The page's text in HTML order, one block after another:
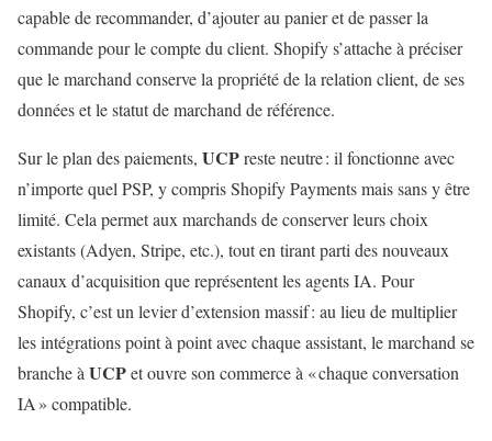
capable de recommander, d’ajouter au panier et de passer la
commande pour le compte du client. Shopify s’attache à préciser
que le marchand conserve la propriété de la relation client, de ses
données et le statut de marchand de référence.
Sur le plan des paiements, UCPreste neutre : il fonctionne avec
n’importe quel PSP, y compris Shopify Payments mais sans y être
limité. Cela permet aux marchands de conserver leurs choix
existants (Adyen, Stripe, etc.), tout en tirant parti des nouveaux
canaux d’acquisition que représentent les agents IA. Pour
Shopify, c’est un levier d’extension massif : au lieu de multiplier
les intégrations point à point avec chaque assistant, le marchand se
branche à UCPet ouvre son commerce à « chaque conversation
IA » compatible.